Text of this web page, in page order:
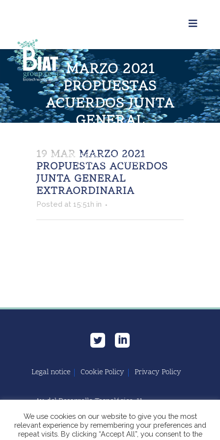
MARZO 2021
PROPUESTAS
ACUERDOS JUNTA
GENERAL
Home>Marzo 2021Propuestas Acuerdos Junta
General Extraordinaria
19 MAR MARZO 2021
PROPUESTAS ACUERDOS
JUNTA GENERAL
EXTRAORDINARIA
Posted at 15:51h in
Legal notice Cookie Policy Privacy Policy
Av. del Desarrollo Tecnológico, 11
11591 Jerez de la Frontera, Cádiz | España
We use cookies on our website to give you the most
relevant experience by remembering your preferences and
repeat visits. By clicking “Accept All”, you consent to the